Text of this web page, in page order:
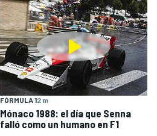
FÓRMULA 12 m
Mónaco 1988: el día que Senna
falló como un humano en F1